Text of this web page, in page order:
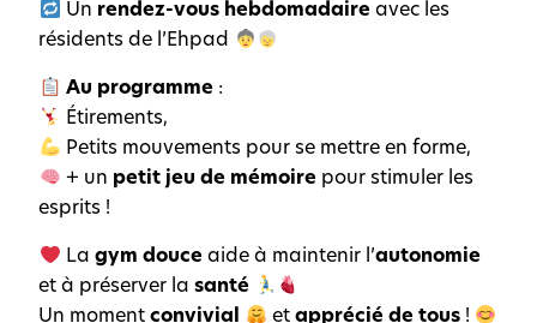
Un rendez-vous hebdomadaireavec les
résidents de l’Ehpad
Au programme:
Étirements,
Petits mouvements pour se mettre en forme,
+ un petit jeu de mémoirepour stimuler les
esprits !
La gym douceaide à maintenir l’autonomie
et à préserver lasanté
Un momentconvivial et apprécié de tous!